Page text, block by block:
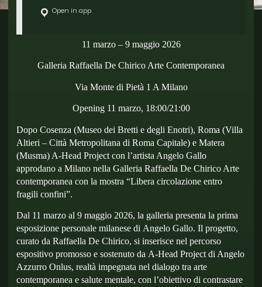
Open in app
11 marzo – 9 maggio 2026
Galleria Raffaella De Chirico Arte Contemporanea
Via Monte di Pietà 1 A Milano
Opening 11 marzo, 18:00/21:00
Dopo Cosenza (Museo dei Bretti e degli Enotri), Roma (Villa
Altieri – Città Metropolitana di Roma Capitale) e Matera
(Musma) A-Head Project con l’artista Angelo Gallo
approdano a Milano nella Galleria Raffaella De Chirico Arte
contemporanea con la mostra “Libera circolazione entro
fragili confini”.
Dal 11 marzo al 9 maggio 2026, la galleria presenta la prima
esposizione personale milanese di Angelo Gallo. Il progetto,
curato da Raffaella De Chirico, si inserisce nel percorso
espositivo promosso e sostenuto da A-Head Project di Angelo
Azzurro Onlus, realtà impegnata nel dialogo tra arte
contemporanea e salute mentale, con l’obiettivo di contrastare